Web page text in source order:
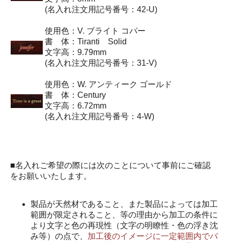
(名入れ注文用記号番号：42-U)
使用色：V. ブライト コパー
書 体：Tiranti Solid
文字高：9.79mm
(名入れ注文用記号番号：31-V)
使用色：W. アンティーク ゴールド
書 体：Century
文字高：6.72mm
(名入れ注文用記号番号：4-W)
■名入れご希望の際には次のことについて事前にご確認
をお願いいたします。
製品が天然材であること、また製品によっては加工
範囲が限定されること、等の理由から加工の条件に
より文字と色の再現性（文字の明瞭性・色の浮き沈
み等）の点で、 加工後のイメージに一定範囲内でバ